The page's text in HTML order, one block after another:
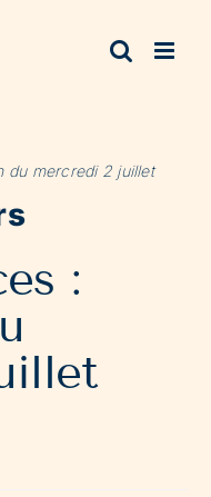
du mercredi 2 juillet
: